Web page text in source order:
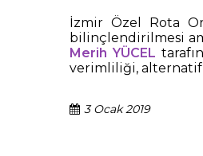
İzmir Özel Rota
bilinçlendirilmesi
Merih YÜCEL
verimliliği,
3 Ocak 2019